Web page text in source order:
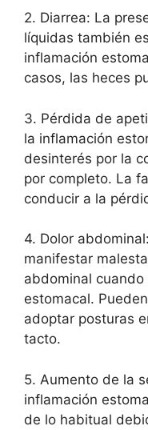
2. Diarrea: La
líquidas también
inflamación
casos, las heces
3. Pérdida de
la inflamación
desinterés por la
por completo. La
conducir a la
4. Dolor
manifestar
abdominal
estomacal.
adoptar posturas
tacto.
5. Aumento de la
inflamación
de lo habitual